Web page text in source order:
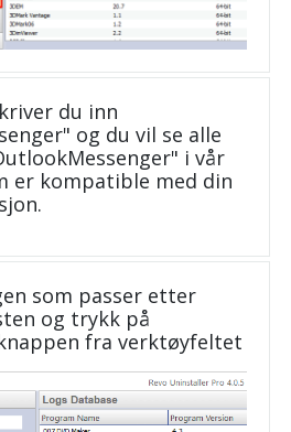
du inn
og du vil se alle
i vår
er kompatible med din
som passer etter
og trykk på
fra verktøyfeltet